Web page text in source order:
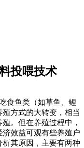
投喂技术
食鱼类（如草鱼、鲤
方式的大转变，相当
。但在养殖过程中，
效益可观有些养殖户
其原因，主要有两种